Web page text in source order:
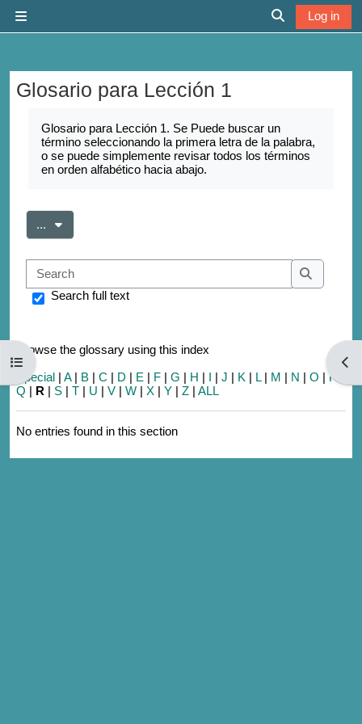
Toggle search
Log in
Open course index
Glosario para Lección 1
Glosario para Lección 1. Se Puede buscar un
término seleccionando la primera letra de la palabra,
o se puede simplemente revisar todos los términos
en orden alfabético hacia abajo.
... Export entries
Search
Search
Search full text
Browse the glossary using this index
Special | A| B | C | D | E | F | G | H | I | J | K | L| M | N | O |P
Q | R | S | T | U | V | W | X | Y | Z | ALL
No entries found in this section